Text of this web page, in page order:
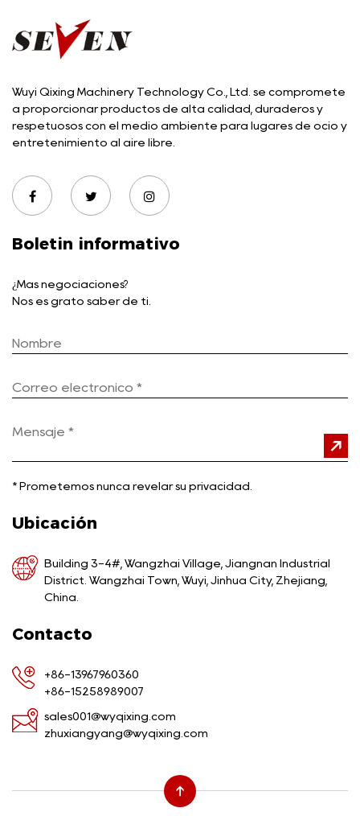
Wuyi Qixing Machinery Technology Co., Ltd. se compromete
a proporcionar productos de alta calidad, duraderos y
respetuosos con el medio ambiente para lugares de ocio y
entretenimiento al aire libre.
Boletin informativo
¿Más negociaciones?
Nos es grato saber de ti.
* Prometemos nunca revelar su privacidad.
Ubicación
Building 3-4#, Wangzhai Village, Jiangnan Industrial
District. Wangzhai Town, Wuyi, Jinhua City, Zhejiang,
China.
Contacto
+86-13967960360
+86-15258989007
sales001@wyqixing.com
zhuxiangyang@wyqixing.com